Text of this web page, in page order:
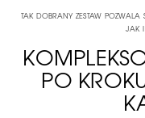
TAK DOBRANY ZESTAW
JAK I
PO